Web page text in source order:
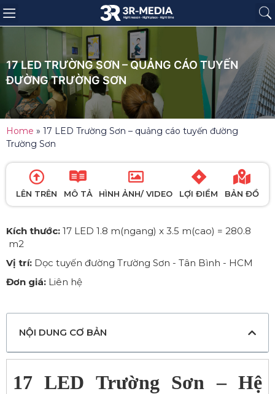
17 LED TRƯỜNG SƠN – QUẢNG CÁO TUYẾN
ĐƯỜNG TRƯỜNG SƠN
Home » 17 LED Trường Sơn – quảng cáo tuyến đường
Trường Sơn
LÊN TRÊN MÔ TẢ HÌNH ẢNH/ VIDEO LỢI ĐIỂM BẢN ĐỒ
Kích thước: 17 LED 1.8 m(ngang) x 3.5 m(cao) = 280.8
m2
Vị trí: Dọc tuyến đường Trường Sơn - Tân Bình - HCM
Đơn giá: Liên hệ
NỘI DUNG CƠ BẢN
17 LED Trường Sơn – Hệ